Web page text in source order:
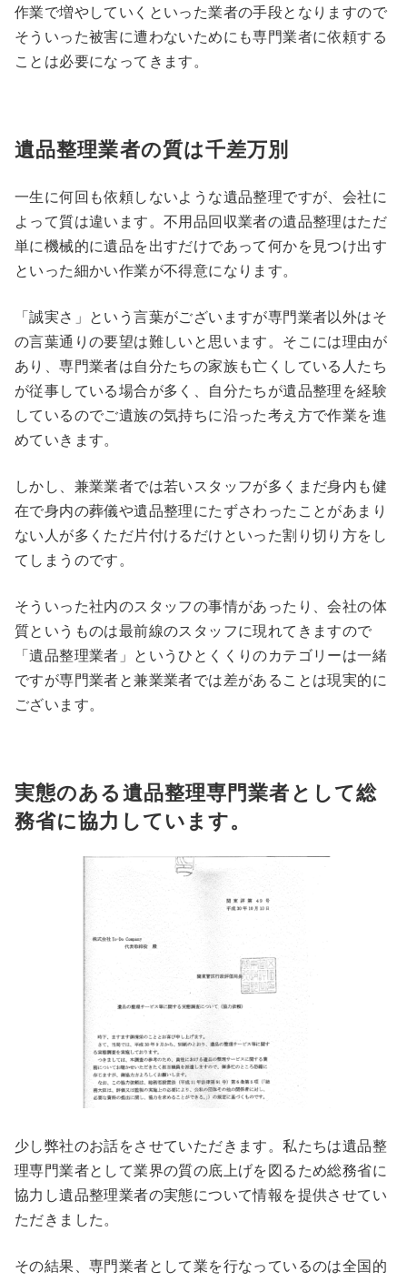
作業で増やしていくといった業者の手段となりますので
そういった被害に遭わないためにも専門業者に依頼する
ことは必要になってきます。
遺品整理業者の質は千差万別
一生に何回も依頼しないような遺品整理ですが、会社に
よって質は違います。不用品回収業者の遺品整理はただ
単に機械的に遺品を出すだけであって何かを見つけ出す
といった細かい作業が不得意になります。
「誠実さ」という言葉がございますが専門業者以外はそ
の言葉通りの要望は難しいと思います。そこには理由が
あり、専門業者は自分たちの家族も亡くしている人たち
が従事している場合が多く、自分たちが遺品整理を経験
しているのでご遺族の気持ちに沿った考え方で作業を進
めていきます。
しかし、兼業業者では若いスタッフが多くまだ身内も健
在で身内の葬儀や遺品整理にたずさわったことがあまり
ない人が多くただ片付けるだけといった割り切り方をし
てしまうのです。
そういった社内のスタッフの事情があったり、会社の体
質というものは最前線のスタッフに現れてきますので
「遺品整理業者」というひとくくりのカテゴリーは一緒
ですが専門業者と兼業業者では差があることは現実的に
ございます。
実態のある遺品整理専門業者として総
務省に協力しています。
少し弊社のお話をさせていただきます。私たちは遺品整
理専門業者として業界の質の底上げを図るため総務省に
協力し遺品整理業者の実態について情報を提供させてい
ただきました。
その結果、専門業者として業を行なっているのは全国的